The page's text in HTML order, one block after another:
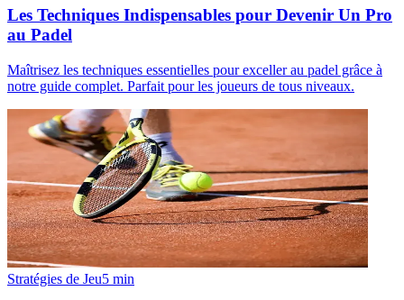
Les Techniques Indispensables pour Devenir Un Pro
au Padel
Maîtrisez les techniques essentielles pour exceller au padel grâce à
notre guide complet. Parfait pour les joueurs de tous niveaux.
Stratégies de Jeu5 min